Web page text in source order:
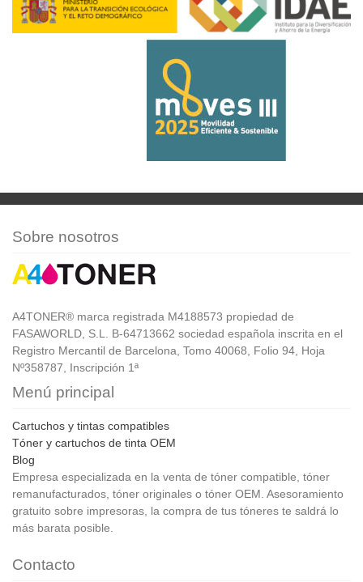
Sobre nosotros
A4TONER® marca registrada M4188573 propiedad de
FASAWORLD, S.L. B-64713662 sociedad española inscrita en el
Registro Mercantil de Barcelona, Tomo 40068, Folio 94, Hoja
Nº358787, Inscripción 1ª
Menú principal
Cartuchos y tintas compatibles
Tóner y cartuchos de tinta OEM
Blog
Empresa especializada en la venta de tóner compatible, tóner
remanufacturados, tóner originales o tóner OEM. Asesoramiento
gratuito sobre impresoras, la compra de tus tóneres te saldrá lo
más barata posible.
Contacto